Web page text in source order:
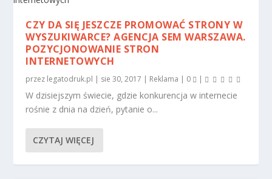
CZY DA SIĘ JESZCZE PROMOWAĆ STRONY W
WYSZUKIWARCE? AGENCJA SEM WARSZAWA.
POZYCJONOWANIE STRON
INTERNETOWYCH
przez legatodruk.pl | sie 30, 2017 | Reklama | 0 |
W dzisiejszym świecie, gdzie konkurencja w internecie
rośnie z dnia na dzień, pytanie o...
CZYTAJ WIĘCEJ